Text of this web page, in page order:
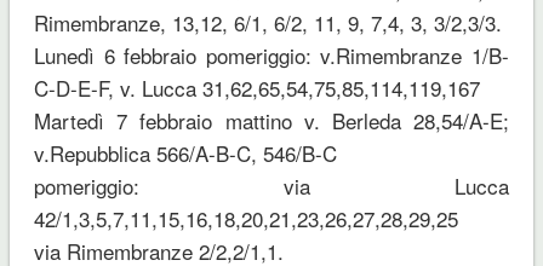
Rimembranze, 13,12, 6/1, 6/2, 11, 9, 7,4, 3, 3/2,3/3.
Lunedì 6 febbraio pomeriggio: v.Rimembranze 1/B-
C-D-E-F, v. Lucca 31,62,65,54,75,85,114,119,167
Martedì 7 febbraio mattino v. Berleda 28,54/A-E;
v.Repubblica 566/A-B-C, 546/B-C
pomeriggio: via Lucca
42/1,3,5,7,11,15,16,18,20,21,23,26,27,28,29,25
via Rimembranze 2/2,2/1,1.